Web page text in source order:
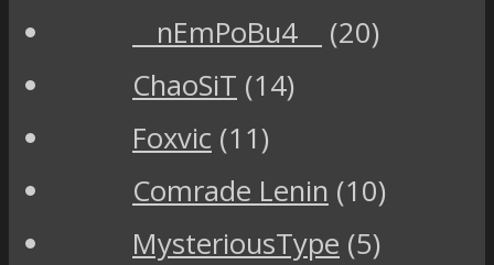
__nEmPoBu4__
(20)
ChaoSiT (14)
Foxvic (11)
Comrade Lenin (10)
MysteriousType (5)